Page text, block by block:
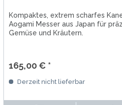
Kompaktes, extrem scharfes
Aogami Messer aus Japan für
Gemüse und Kräutern.
165,00 € *
Derzeit nicht lieferbar